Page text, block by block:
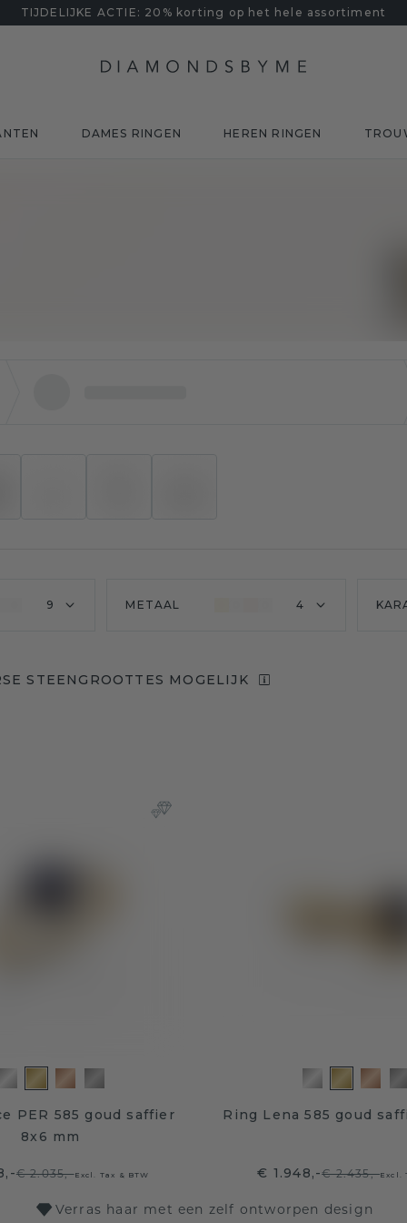
TIJDELIJKE ACTIE: 20% korting op het hele assortiment
DAMES RINGEN HEREN RINGEN
9 METAAL 4
STEENGROOTTES MOGELIJK
PER 585 goud saffier
8x6 mm
€ 2.035,-Excl. Tax & BTW
Ring Lena 585 goud
€ 1.948,-€ 2.435,-Excl.
Verras haar met een zelf ontworpen design